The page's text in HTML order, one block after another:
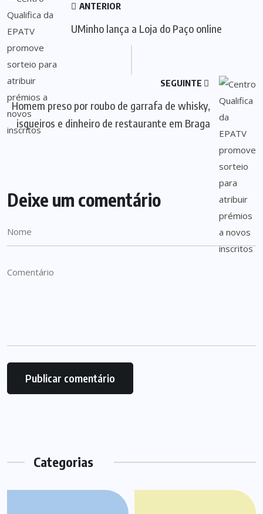
ANTERIOR
UMinho lança a Loja do Paço online
SEGUINTE
Homem preso por roubo de garrafa de whisky,
isqueiros e dinheiro de restaurante em Braga
Deixe um comentário
Categorias